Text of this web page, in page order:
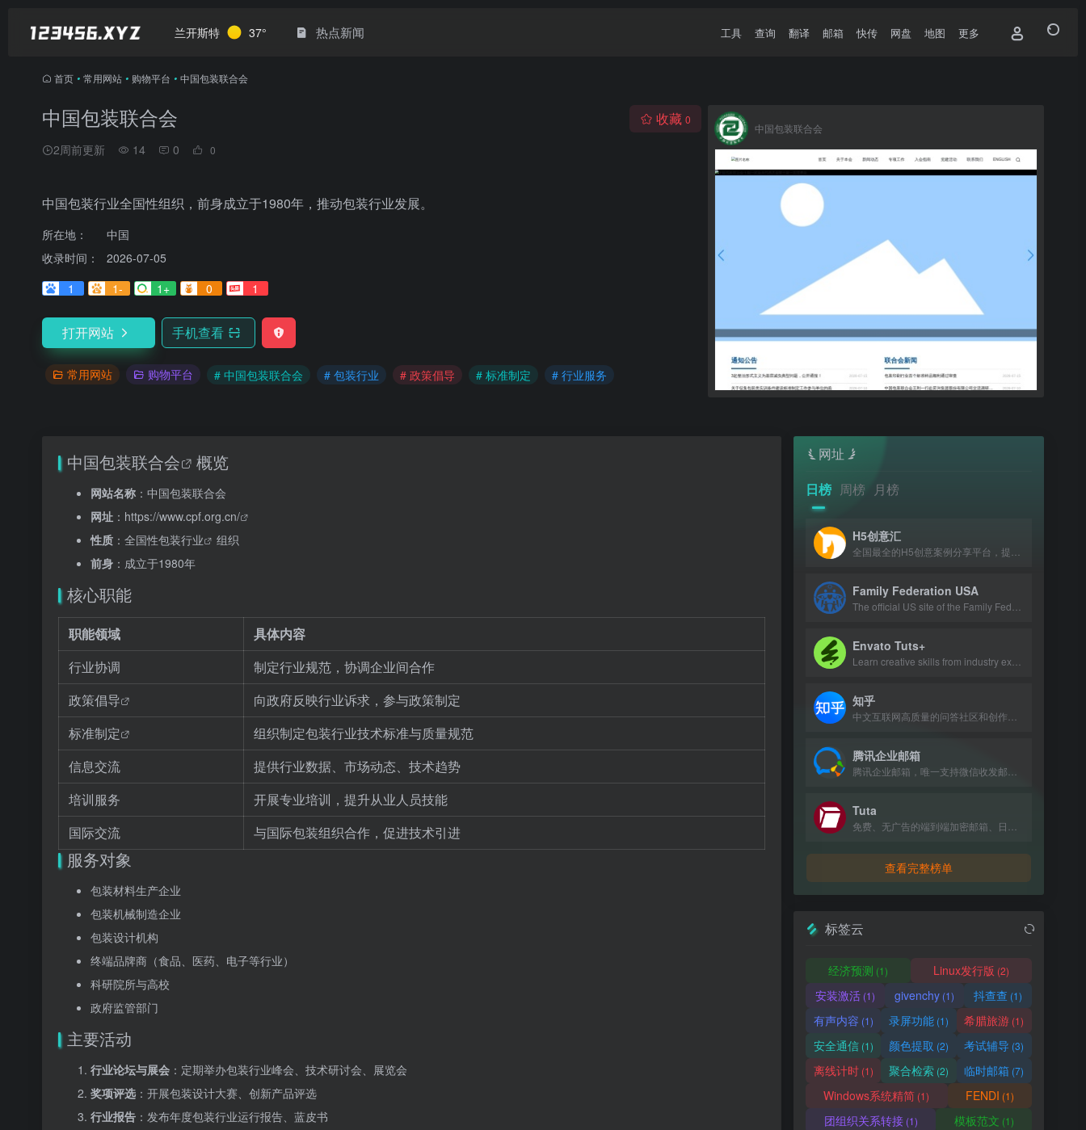
兰开斯特 37° 热点新闻 工具 查询 翻译 邮箱 快传 网盘 地图 更多
首页 • 常用网站 • 购物平台 • 中国包装联合会
中国包装联合会
2周前更新 14 0 0
收藏 0
中国包装行业全国性组织，前身成立于1980年，推动包装行业发展。
所在地：
中国
收录时间：
2026-07-05
1
1- 1+ 0 1
打开网站 手机查看
常用网站 购物平台 # 中国包装联合会 # 包装行业 # 政策倡导 # 标准制定 # 行业服务
中国包装联合会
中国包装联合会 概览
网站名称 ：中国包装联合会
网址 ： https://www.cpf.org.cn/
性质 ：全国性包装行业
组织
前身 ：成立于1980年
核心职能
职能领域
具体内容
行业协调
制定行业规范，协调企业间合作
政策倡导
向政府反映行业诉求，参与政策制定
标准制定
组织制定包装行业技术标准与质量规范
信息交流
提供行业数据、市场动态、技术趋势
培训服务
开展专业培训，提升从业人员技能
国际交流
与国际包装组织合作，促进技术引进
服务对象
包装材料生产企业
包装机械制造企业
包装设计机构
终端品牌商（食品、医药、电子等行业）
科研院所与高校
政府监管部门
主要活动
行业论坛与展会 ：定期举办包装行业峰会、技术研讨会、展览会
奖项评选 ：开展包装设计大赛、创新产品评选
行业报告 ：发布年度包装行业运行报告、蓝皮书
网址
日榜 周榜 月榜
H5创意汇
Family Federation USA
Envato Tuts+
知乎
腾讯企业邮箱
Tuta
查看完整榜单
标签云
经济预测 (1) Linux发行版 (2)
安装激活 (1) givenchy (1) 抖查查 (1)
有声内容 (1) 录屏功能(1) 希腊旅游 (1)
安全通信(1) 颜色提取 (2) 考试辅导 (3)
离线计时(1) 聚合检索(2) 临时邮箱 (7)
Windows系统精简 (1) FENDI (1)
团组织关系转接(1) 模板范文 (1)